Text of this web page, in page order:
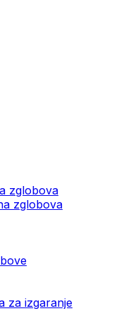
zglobova
zglobova
za izgaranje